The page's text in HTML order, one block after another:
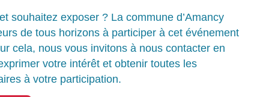
souhaitez exposer ? La commune d’Amancy
de tous horizons à participer à cet événement
cela, nous vous invitons à nous contacter en
votre intérêt et obtenir toutes les
à votre participation.